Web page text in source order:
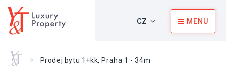
CZ MENU
Home
> Prodej bytu 1+kk, Praha 1 - 34m